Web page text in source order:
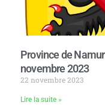
Province de
novembre 2023
22 novembre 2023
Lire la suite »